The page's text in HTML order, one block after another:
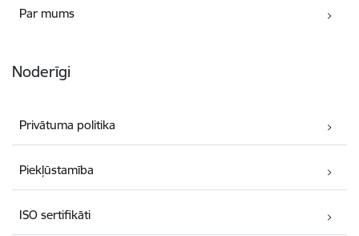
Par mums
Noderīgi
Privātuma politika
Piekļūstamība
ISO sertifikāti